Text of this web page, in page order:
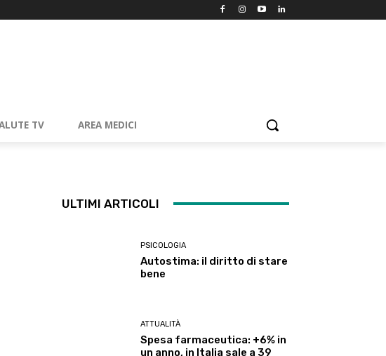
TV AREA MEDICI
ULTIMI ARTICOLI
PSICOLOGIA
Autostima: il diritto di stare
bene
ATTUALITÀ
Spesa farmaceutica: +6% in
un anno, in Italia sale a 39